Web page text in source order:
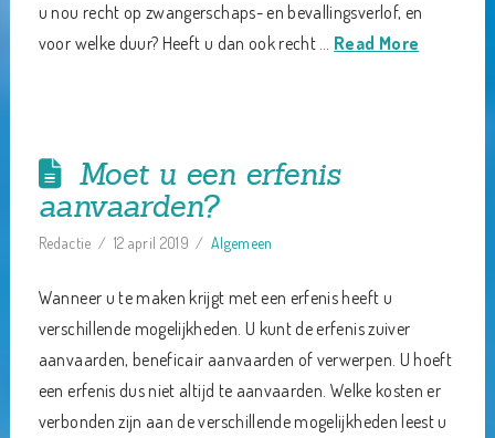
u nou recht op zwangerschaps- en bevallingsverlof, en
voor welke duur? Heeft u dan ook recht … Read More
Moet u een erfenis
aanvaarden?
Redactie 12 april 2019 Algemeen
Wanneer u te maken krijgt met een erfenis heeft u
verschillende mogelijkheden. U kunt de erfenis zuiver
aanvaarden, beneficair aanvaarden of verwerpen. U hoeft
een erfenis dus niet altijd te aanvaarden. Welke kosten er
verbonden zijn aan de verschillende mogelijkheden leest u